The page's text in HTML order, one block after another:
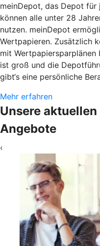
meinDepot, das Depot für
können alle unter 28
nutzen. meinDepot
Wertpapieren. Zusätzlich
mit
ist groß und die
gibt‘s eine persönliche
Mehr erfahren
Unsere
Angebote
‹